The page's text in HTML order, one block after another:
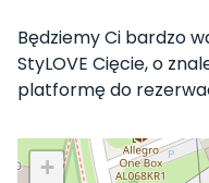
Będziemy Ci bardzo
StyLOVE Cięcie, o
platformę do
+